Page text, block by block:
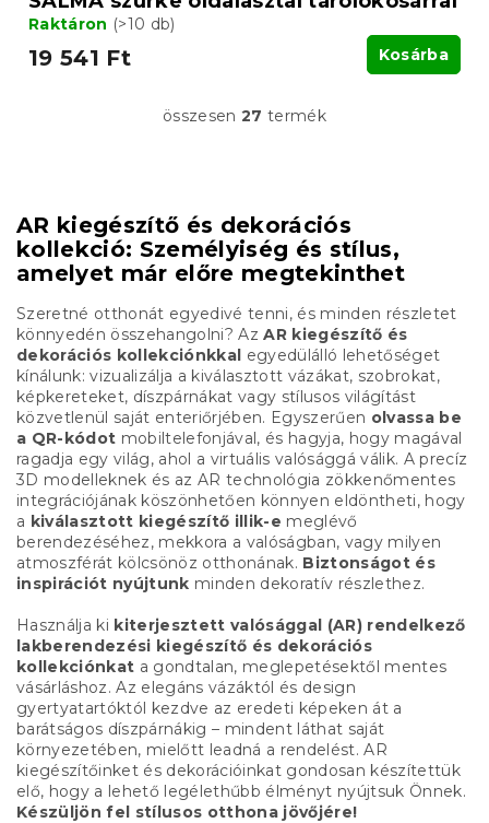
Raktáron (>10 db)
19 541 Ft Kosárba
L
i
r
á
y
í
t
á
s
e
l
e
m
e
i
összesen 27 termék
AR kiegészítő és dekorációs
kollekció: Személyiség és stílus,
amelyet már előre megtekinthet
Szeretné otthonát egyedivé tenni, és minden részletet
könnyedén összehangolni? AzAR kiegészítő és
dekorációs kollekciónkkal egyedülálló lehetőséget
kínálunk: vizualizálja a kiválasztott vázákat, szobrokat,
képkereteket, díszpárnákat vagy stílusos világítást
közvetlenül saját enteriőrjében. Egyszerűen olvassa be
a QR-kódot mobiltelefonjával, és hagyja, hogy magával
ragadja egy világ, ahol a virtuális valósággá válik. A precíz
3D modelleknek és az AR technológia zökkenőmentes
integrációjának köszönhetően könnyen eldöntheti, hogy
a kiválasztott kiegészítő illik-e meglévő
berendezéséhez, mekkora a valóságban, vagy milyen
atmoszférát kölcsönöz otthonának. Biztonságot és
inspirációt nyújtunk minden dekoratív részlethez.
Használja ki kiterjesztett valósággal (AR) rendelkező
lakberendezési kiegészítő és dekorációs
kollekciónkat a gondtalan, meglepetésektől mentes
vásárláshoz. Az elegáns vázáktól és design
gyertyatartóktól kezdve az eredeti képeken át a
barátságos díszpárnákig – mindent láthat saját
környezetében, mielőtt leadná a rendelést. AR
kiegészítőinket és dekorációinkat gondosan készítettük
elő, hogy a lehető legélethűbb élményt nyújtsuk Önnek.
Készüljön fel stílusos otthona jövőjére!